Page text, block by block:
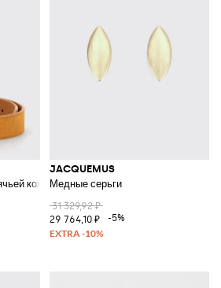
кожи
JACQUEMUS
Медные серьги
31 329,92 ₽
29 764,10 ₽
-5%